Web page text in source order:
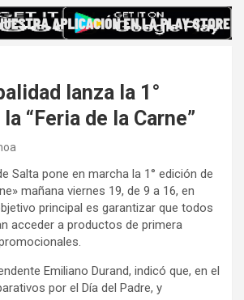
lanza la 1°
“Feria de la Carne”
Salta pone en marcha la 1° edición de
mañana viernes 19, de 9 a 16, en
principal es garantizar que todos
acceder a productos de primera
Emiliano Durand, indicó que, en el
por el Día del Padre, y